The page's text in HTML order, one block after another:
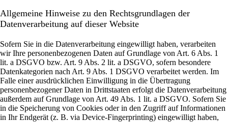
Allgemeine Hinweise zu den Rechtsgrundlagen der
Datenverarbeitung auf dieser Website
Sofern Sie in die Datenverarbeitung eingewilligt haben, verarbeiten
wir Ihre personenbezogenen Daten auf Grundlage von Art. 6 Abs. 1
lit. a DSGVO bzw. Art. 9 Abs. 2 lit. a DSGVO, sofern besondere
Datenkategorien nach Art. 9 Abs. 1 DSGVO verarbeitet werden. Im
Falle einer ausdrücklichen Einwilligung in die Übertragung
personenbezogener Daten in Drittstaaten erfolgt die Datenverarbeitung
außerdem auf Grundlage von Art. 49 Abs. 1 lit. a DSGVO. Sofern Sie
in die Speicherung von Cookies oder in den Zugriff auf Informationen
in Ihr Endgerät (z. B. via Device-Fingerprinting) eingewilligt haben,